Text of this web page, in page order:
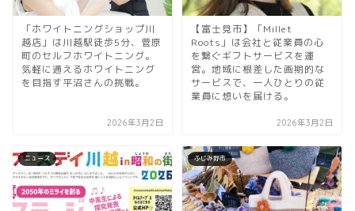
「ホワイトニングショップ川
越店」は川越駅徒歩5分、菅原
町のセルフホワイトニング。
気軽に通えるホワイトニング
を目指す平沼さんの挑戦。
2026年3月2日
【富士見市】「Millet
Roots」は会社と従業員の心
を繋ぐギフトサービスを運
営。地域に根差した画期的な
サービスで、一人ひとりの従
業員に想いを届ける。
2026年3月2日
ニュース ふじみ野市